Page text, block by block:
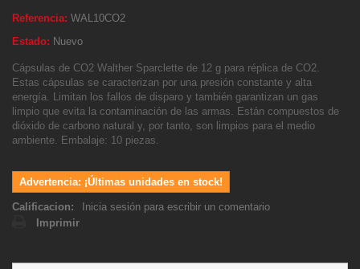
Referencia: WAL10CO2
Estado: Nuevo
Cápsulas de CO2 Walther Sparclette de 12 g para réplica de CO2.
Estas cápsulas se caracterizan por una presión constante y alta
energía. Limitan los fallos de disparo y también garantizan un gas
limpio que evita la contaminación de las armas. Están compuestos de
dióxido de carbono natural y, por tanto, son limpios para el medio
ambiente. Embalaje: 10 piezas.
Advertencia: ¡Últimas unidades en stock!
Calificacion:
Inicia sesión para escribir un comentario
Imprimir